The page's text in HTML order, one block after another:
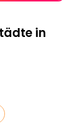
in